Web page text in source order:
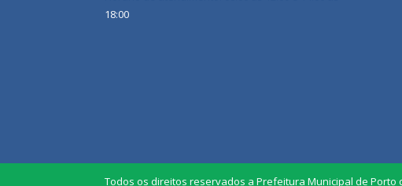
18:00
Todos os direitos reservados a Prefeitura Municipal de Porto